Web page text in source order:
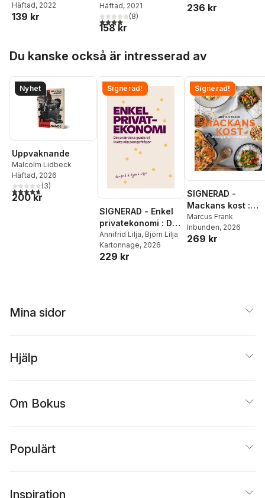
Häftad, 2022
139 kr
Häftad, 2021
4,0utav 5 stjärnor. Totalt antal röster:
(8)
158 kr
236 kr
Du kanske också är intresserad av
Nyhet
Uppvaknande
Malcolm Lidbeck
Häftad, 2026
4,7utav 5 stjärnor. Totalt antal röster:
(3)
200 kr
Signerad!
SIGNERAD - Enkel
privatekonomi : Din
praktiska guide till
livets alla
pengafrågor
Annifrid Lilja, Björn Lilja
Kartonnage, 2026
229 kr
Signerad!
SIGNERAD -
Mackans kost :
Middagar och
matlådor
Marcus Frank
Inbunden, 2026
269 kr
Mina sidor
Hjälp
Om Bokus
Populärt
Inspiration